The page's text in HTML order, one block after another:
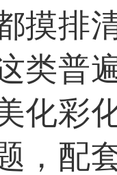
摸排
类普
化彩
，配